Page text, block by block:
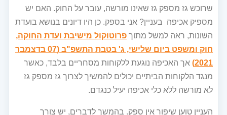
שרוכש גז מספק גז שאינו מורשה, עובר על החוק. האם יש
מספיק אכיפה בעניין? אני בספק. כן היו דיונים בנושא בועדת
השונות, ראה למשל מתוך פרוטוקול מישיבת ועדת החוקה,
חוק ומשפט ביום שלישי, ג' בטבת התשפ"ב (07 בדצמבר
2021) אך האכיפה נוגעת ללקוחות מסחריים בלבד, כאשר
מנגד הלקוחות הביתיים יכולים להמשיך לצרוך גז מספק גז
לא מורשה ללא כלי אכיפה יעיל כנגדם.
העניין טוען שיפור אין ספק. בהמשך לדברים, יש צורך